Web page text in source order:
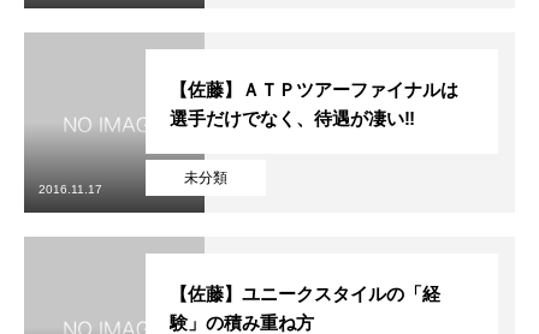
未分類
【佐藤】ＡＴＰツアーファイナルは
選手だけでなく、待遇が凄い‼
2016.11.17
【佐藤】ユニークスタイルの「経
験」の積み重ね方